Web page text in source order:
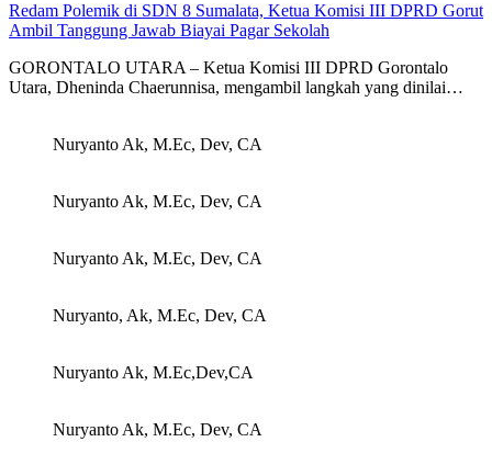
Redam Polemik di SDN 8 Sumalata, Ketua Komisi III DPRD Gorut
Ambil Tanggung Jawab Biayai Pagar Sekolah
GORONTALO UTARA – Ketua Komisi III DPRD Gorontalo
Utara, Dheninda Chaerunnisa, mengambil langkah yang dinilai…
Nuryanto Ak, M.Ec, Dev, CA
Nuryanto Ak, M.Ec, Dev, CA
Nuryanto Ak, M.Ec, Dev, CA
Nuryanto, Ak, M.Ec, Dev, CA
Nuryanto Ak, M.Ec,Dev,CA
Nuryanto Ak, M.Ec, Dev, CA